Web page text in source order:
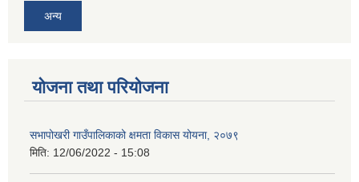
अन्य
योजना तथा परियोजना
सभापोखरी गाउँपालिकाको क्षमता विकास योयना, २०७९
मिति: 12/06/2022 - 15:08